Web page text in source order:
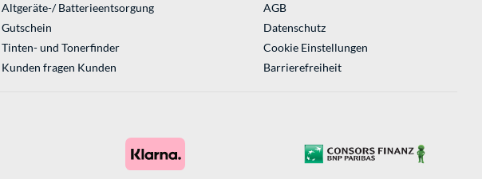
Altgeräte-/ Batterieentsorgung
Gutschein
Tinten- und Tonerfinder
Kunden fragen Kunden
AGB
Datenschutz
Cookie Einstellungen
Barrierefreiheit